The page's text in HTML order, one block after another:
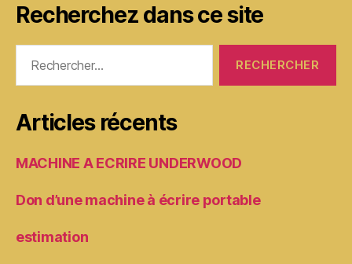
Recherchez dans ce site
Articles récents
MACHINE A ECRIRE UNDERWOOD
Don d’une machine à écrire portable
estimation